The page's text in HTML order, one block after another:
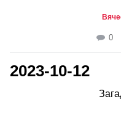
0
2023-10-12